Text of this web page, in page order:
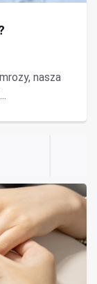
nasza